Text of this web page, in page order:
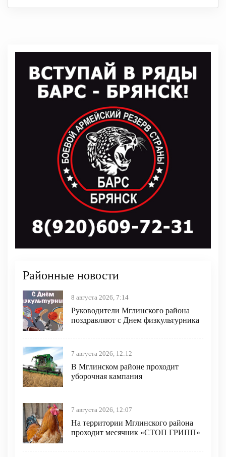
Районные новости
8 августа 2026, 7:14
Руководители Мглинского района
поздравляют с Днем физкультурника
7 августа 2026, 12:12
В Мглинском районе проходит
уборочная кампания
7 августа 2026, 12:07
На территории Мглинского района
проходит месячник «СТОП ГРИПП»